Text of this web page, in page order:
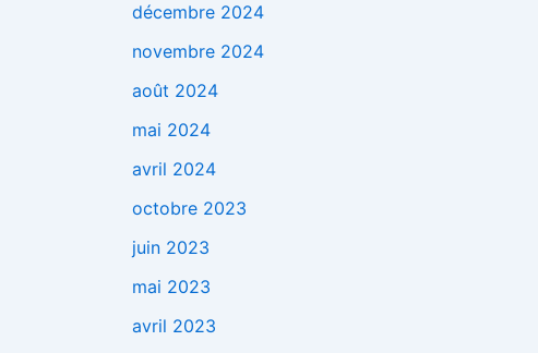
décembre 2024
novembre 2024
août 2024
mai 2024
avril 2024
octobre 2023
juin 2023
mai 2023
avril 2023